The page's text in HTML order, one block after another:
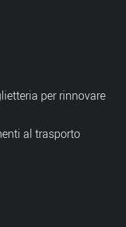
per rinnovare
al trasporto